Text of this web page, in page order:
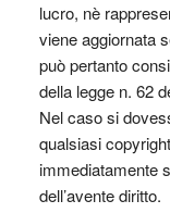
lucro, nè
viene aggiornata
può pertanto
della legge n. 62
Nel caso si
qualsiasi
immediatamente
dell’avente diritto.